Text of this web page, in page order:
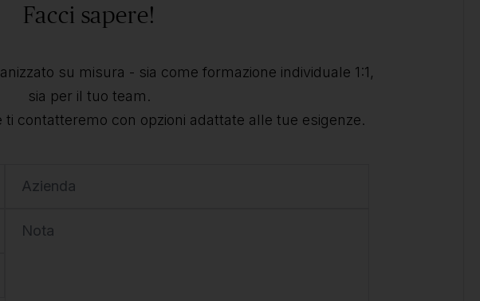
Facci sapere!
su misura - sia come formazione individuale 1:1,
sia per il tuo team.
contatteremo con opzioni adattate alle tue esigenze.
Azienda
Nota